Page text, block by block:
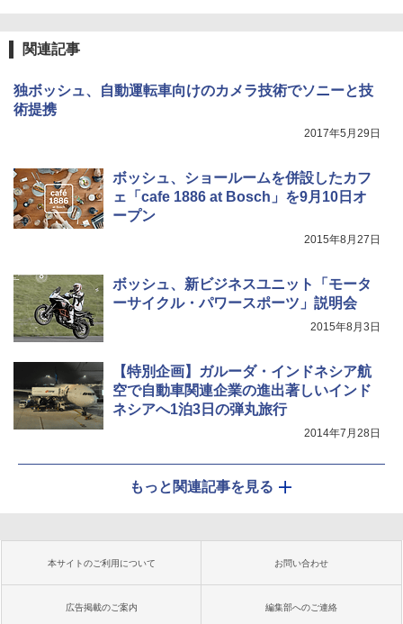
関連記事
独ボッシュ、自動運転車向けのカメラ技術でソニーと技
術提携
2017年5月29日
ボッシュ、ショールームを併設したカフ
ェ「cafe 1886 at Bosch」を9月10日オ
ープン
2015年8月27日
ボッシュ、新ビジネスユニット「モータ
ーサイクル・パワースポーツ」説明会
2015年8月3日
【特別企画】ガルーダ・インドネシア航
空で自動車関連企業の進出著しいインド
ネシアへ1泊3日の弾丸旅行
2014年7月28日
もっと関連記事を見る
本サイトのご利用について お問い合わせ
広告掲載のご案内 編集部へのご連絡